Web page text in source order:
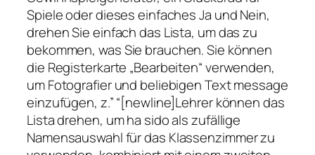
Spiele oder dieses einfaches Ja und Nein,
drehen Sie einfach das Lista, um das zu
bekommen, was Sie brauchen. Sie können
die Registerkarte „Bearbeiten“ verwenden,
um Fotografier und beliebigen Text message
einzufügen, z.” “[newline]Lehrer können das
Lista drehen, um ha sido als zufällige
Namensauswahl für das Klassenzimmer zu